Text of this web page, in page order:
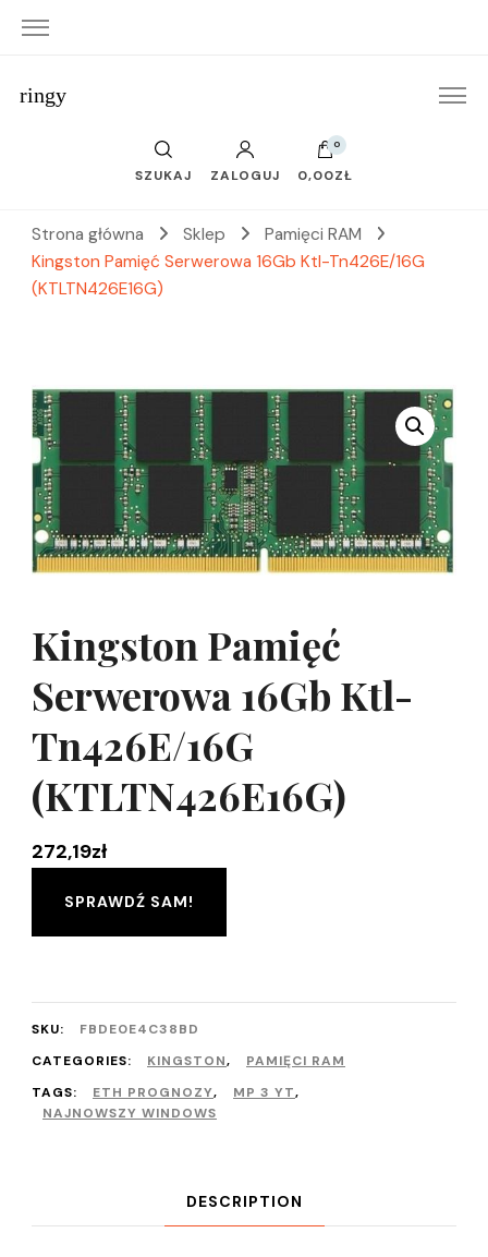
ringy
SZUKAJ ZALOGUJ
0
0,00ZŁ
Strona główna Sklep
Pamięci RAM
Kingston Pamięć Serwerowa 16Gb Ktl-Tn426E/16G
(KTLTN426E16G)
Kingston Pamięć
Serwerowa 16Gb Ktl-
Tn426E/16G
(KTLTN426E16G)
272,19zł
SPRAWDŹ SAM!
SKU:
FBDE0E4C38BD
CATEGORIES:
KINGSTON,
PAMIĘCI RAM
TAGS:
ETH PROGNOZY, MP 3 YT,
NAJNOWSZY WINDOWS
DESCRIPTION